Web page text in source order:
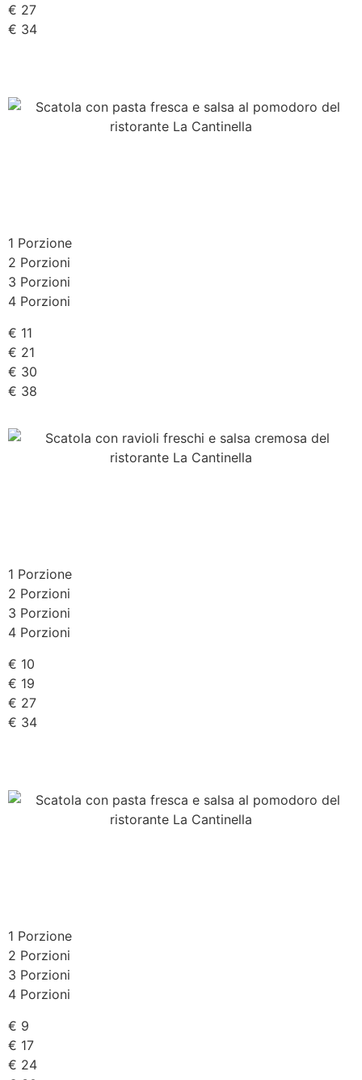
€ 27
€ 34
1 Porzione
2 Porzioni
3 Porzioni
4 Porzioni
€ 11
€ 21
€ 30
€ 38
1 Porzione
2 Porzioni
3 Porzioni
4 Porzioni
€ 10
€ 19
€ 27
€ 34
1 Porzione
2 Porzioni
3 Porzioni
4 Porzioni
€ 9
€ 17
€ 24